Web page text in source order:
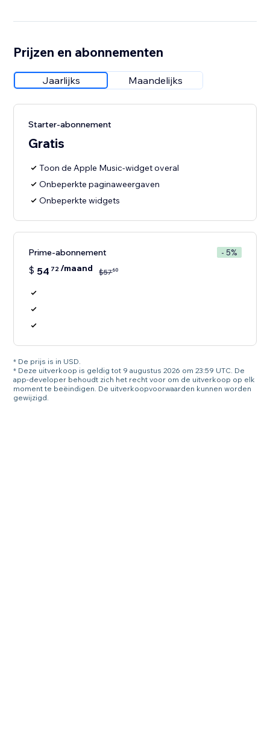
Prijzen en abonnementen
Jaarlijks Maandelijks
Starter-abonnement
Gratis
Toon de Apple Music-widget overal
Onbeperkte paginaweergaven
Onbeperkte widgets
Prime-abonnement - 5%
$ 54 72/maand $5760
* De prijs is in USD.
* Deze uitverkoop is geldig tot 9 augustus 2026 om 23:59 UTC. De
app-developer behoudt zich het recht voor om de uitverkoop op elk
moment te beëindigen. De uitverkoopvoorwaarden kunnen worden
gewijzigd.